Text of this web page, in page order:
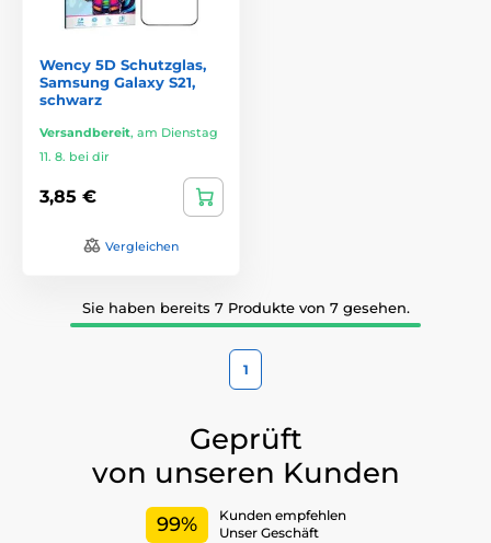
Wency 5D Schutzglas,
Samsung Galaxy S21,
schwarz
Versandbereit, am Dienstag
11. 8. bei dir
3,85 €
Vergleichen
Sie haben bereits 7 Produkte von 7 gesehen.
1
Geprüft
von unseren Kunden
99%
Kunden empfehlen
Unser Geschäft